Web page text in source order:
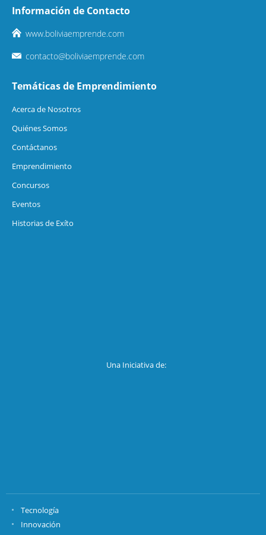
Información de Contacto
www.boliviaemprende.com
contacto@boliviaemprende.com
Temáticas de Emprendimiento
Acerca de Nosotros
Quiénes Somos
Contáctanos
Emprendimiento
Concursos
Eventos
Historias de Exíto
Una Iniciativa de:
Tecnología
Innovación